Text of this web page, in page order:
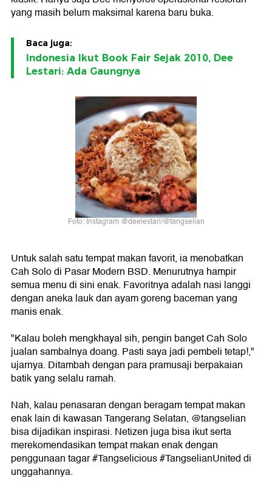
yang masih belum maksimal karena baru buka.
Baca juga:
Indonesia Ikut Book Fair Sejak 2010, Dee
Lestari: Ada Gaungnya
Foto: Instagram @deelestari/@tangselian
Untuk salah satu tempat makan favorit, ia menobatkan
Cah Solo di Pasar Modern BSD. Menurutnya hampir
semua menu di sini enak. Favoritnya adalah nasi langgi
dengan aneka lauk dan ayam goreng baceman yang
manis enak.
"Kalau boleh mengkhayal sih, pengin banget Cah Solo
jualan sambalnya doang. Pasti saya jadi pembeli tetap!,"
ujarnya. Ditambah dengan para pramusaji berpakaian
batik yang selalu ramah.
Nah, kalau penasaran dengan beragam tempat makan
enak lain di kawasan Tangerang Selatan, @tangselian
bisa dijadikan inspirasi. Netizen juga bisa ikut serta
merekomendasikan tempat makan enak dengan
penggunaan tagar #Tangselicious #TangselianUnited di
unggahannya.